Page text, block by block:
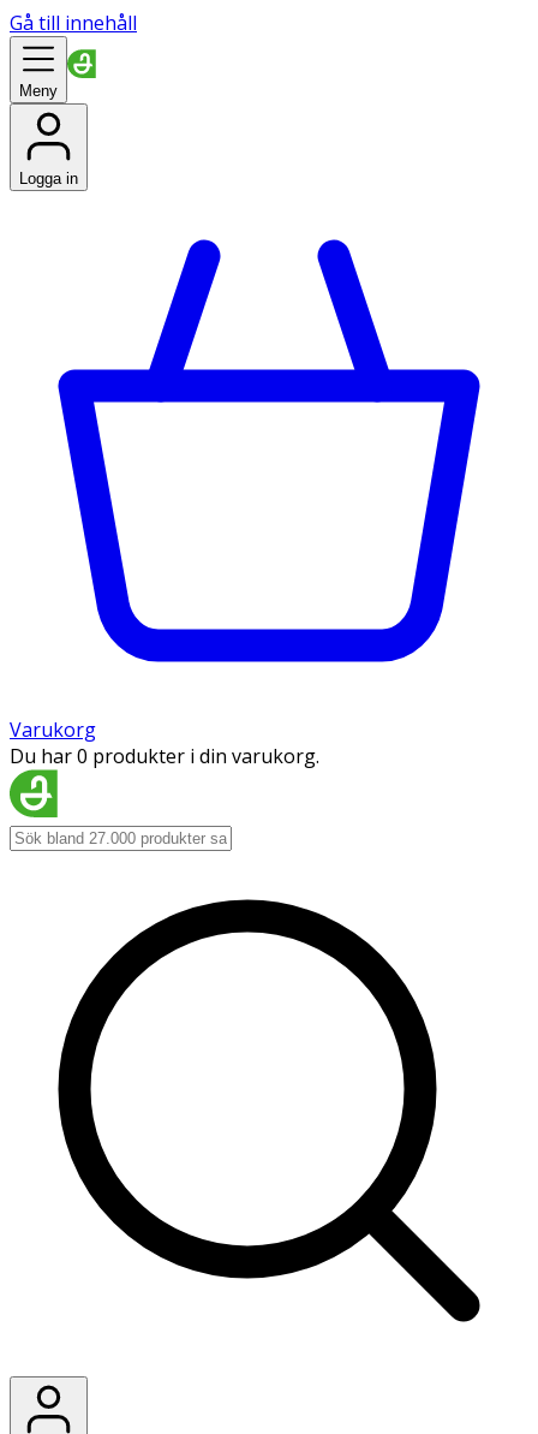
Gå till innehåll
Meny
Logga in
Varukorg
Du har 0 produkter i din varukorg.